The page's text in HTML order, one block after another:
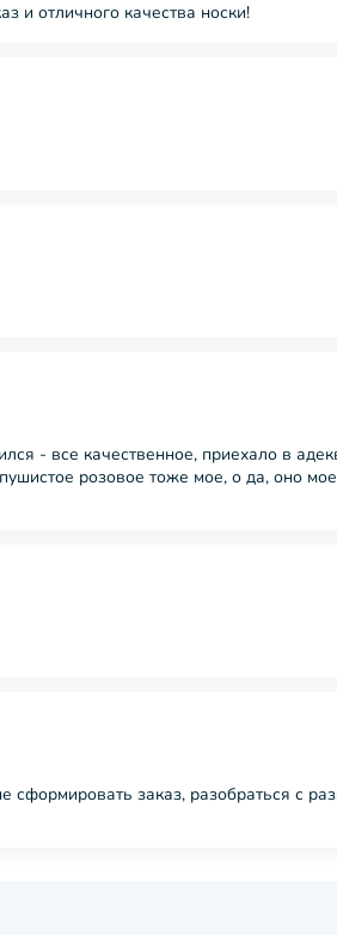
и отличного качества носки!
- все качественное, приехало в
розовое тоже мое, о да, оно
сформировать заказ, разобраться с